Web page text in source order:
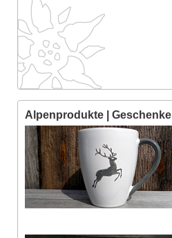
Alpenprodukte | Geschenke